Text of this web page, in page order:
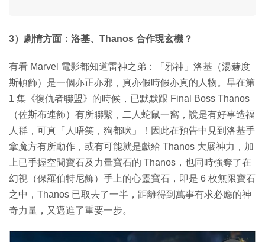
3）劇情方面：洛基、Thanos 合作現玄機？
有看 Marvel 電影都知道雷神之弟：「邪神」洛基（湯赫度
斯頓飾）是一個亦正亦邪，真亦假時假亦真的人物。早在第
1 集《復仇者聯盟》的時候，已默默跟 Final Boss Thanos
（佐斯布連飾）有所聯繫，二人蛇鼠一窩，說是有好事造福
人群，可真「人唔笑，狗都吠」！因此在預告中見到洛基手
拿魔方有所動作，或有可能就是獻給 Thanos 大展神力，加
上已手握空間寶石及力量寶石的 Thanos，也同時強奪了在
幻視（保羅伯特尼飾）手上的心靈寶石，即是 6 枚無限寶石
之中，Thanos 已取去了一半，距離得到萬事有求必應的神
奇力量，又邁進了重要一步。